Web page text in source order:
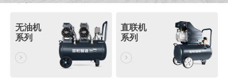
无油机
系列
直联机
系列